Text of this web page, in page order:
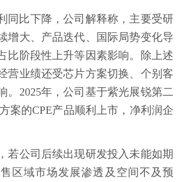
同比下降，公司解释称，主要受研
增大、产品迭代、国际局势变化导
比阶段性上升等因素影响。除上述
营业绩还受芯片方案切换、个别客
。2025年，公司基于紫光展锐第二
案的CPE产品顺利上市，净利润企
若公司后续出现研发投入未能如期
区域市场发展渗透及空间不及预